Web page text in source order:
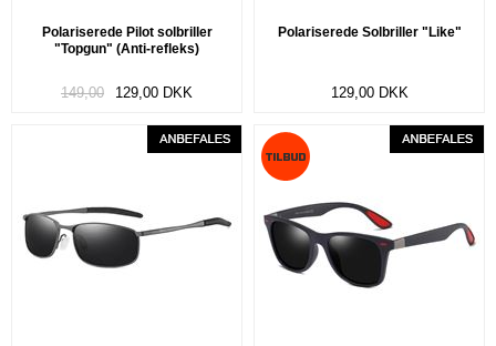
Polariserede Pilot solbriller
"Topgun" (Anti-refleks)
149,00 129,00 DKK
Polariserede Solbriller "Like"
129,00 DKK